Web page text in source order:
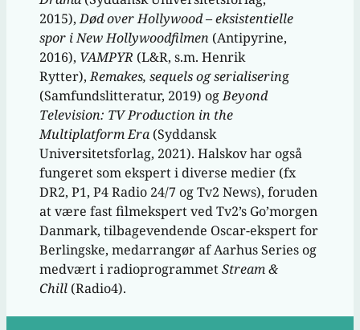
2015),Død over Hollywood – eksistentielle
spor i New Hollywoodfilmen (Antipyrine,
2016), VAMPYR (L&R, s.m. Henrik
Rytter),Remakes, sequels og serialisering
(Samfundslitteratur, 2019) ogBeyond
Television: TV Production in the
Multiplatform Era(Syddansk
Universitetsforlag, 2021). Halskov har også
fungeret som ekspert i diverse medier (fx
DR2, P1, P4 Radio 24/7 og Tv2 News), foruden
at være fast filmekspert ved Tv2’s Go’morgen
Danmark, tilbagevendende Oscar-ekspert for
Berlingske, medarrangør af Aarhus Series og
medvært i radioprogrammetStream &
Chill(Radio4).